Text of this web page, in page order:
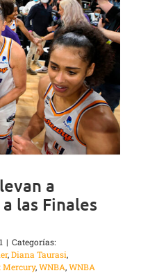
a
las Finales
| Categorías:
,Diana Taurasi,
Mercury,WNBA,WNBA